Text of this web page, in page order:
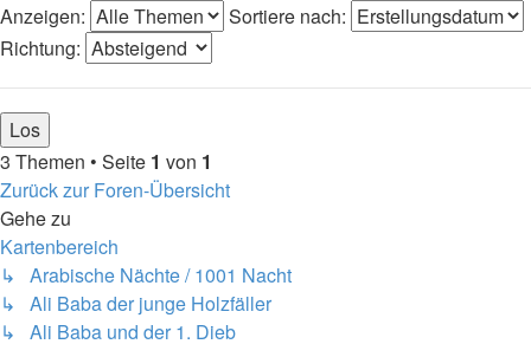
Anzeigen:
Sortiere nach:
Richtung:
3 Themen • Seite 1 von 1
Zurück zur Foren-Übersicht
Gehe zu
Kartenbereich
↳ Arabische Nächte / 1001 Nacht
↳ Ali Baba der junge Holzfäller
↳ Ali Baba und der 1. Dieb